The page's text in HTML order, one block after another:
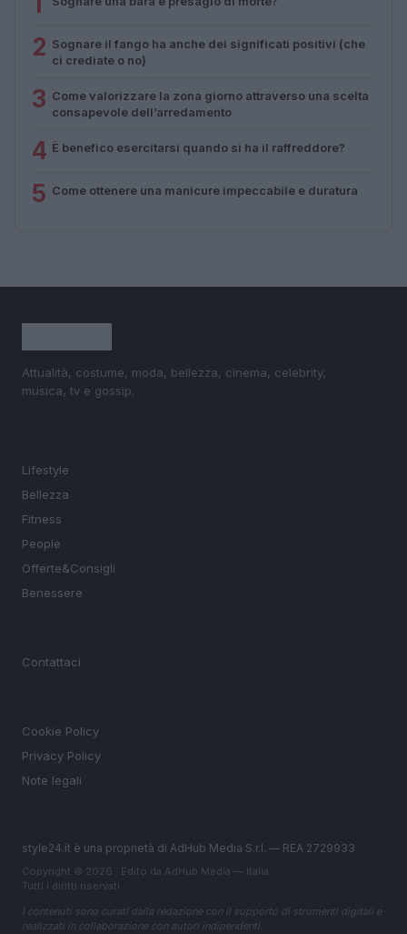
2 Sognare il fango ha anche dei significati positivi (che
ci crediate o no)
3 Come valorizzare la zona giorno attraverso una scelta
consapevole dell’arredamento
4 È benefico esercitarsi quando si ha il raffreddore?
5 Come ottenere una manicure impeccabile e duratura
Attualità, costume, moda, bellezza, cinema, celebrity,
musica, tv e gossip.
Lifestyle
Bellezza
Fitness
People
Offerte&Consigli
Benessere
Contattaci
Cookie Policy
Privacy Policy
Note legali
style24.it è una proprietà di AdHub Media S.r.l. — REA 2729933
Copyright © 2026 · Edito da AdHub Media — Italia
Tutti i diritti riservati
I contenuti sono curati dalla redazione con il supporto di strumenti digitali e
realizzati in collaborazione con autori indipendenti.